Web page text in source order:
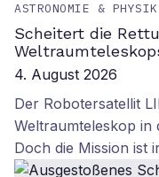
ASTRONOMIE & PHYSIK
Scheitert die
4. August 2026
Der Robotersatellit
Weltraumteleskop in
Doch die Mission ist